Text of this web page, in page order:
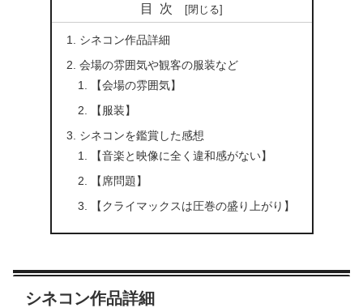
目次
シネコン作品詳細
会場の雰囲気や観客の服装など
【会場の雰囲気】
【服装】
シネコンを鑑賞した感想
【音楽と映像に全く違和感がない】
【席問題】
【クライマックスは圧巻の盛り上がり】
シネコン作品詳細